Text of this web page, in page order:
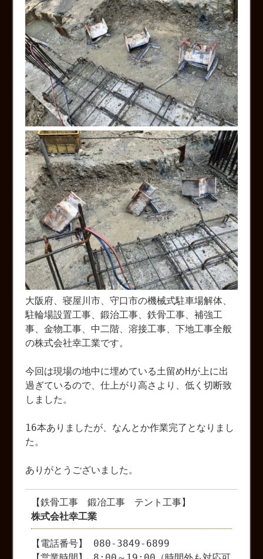
大阪府、寝屋川市、守口市の機械式駐車場解体、
駐輪場設置工事、鍛治工事、鉄骨工事、補強工
事、金物工事、中二階、溶接工事、下地工事全般
の株式会社幸工業です。
今回は現場の地中に埋めている土留めHが上に出
過ぎているので、仕上がり高さより、低く切断致
しました。
16本ありましたが、なんとか作業完了となりまし
た。
ありがとうございました。
【鉄骨工事 鍛冶工事 テント工事】
株式会社幸工業
【電話番号】 080-3849-6899